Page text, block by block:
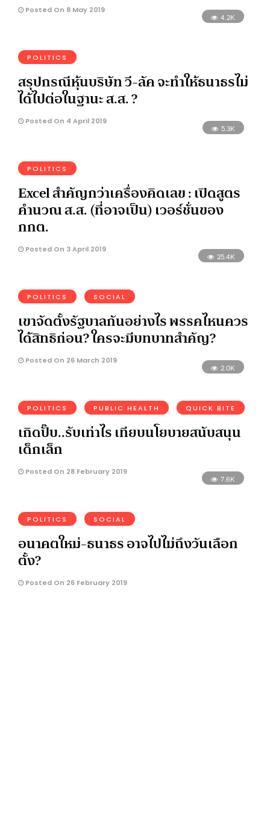
Posted On 8 May 2019
4.2K
POLITICS
สรุปกรณีหุ้นบริษัท วี-ลัค จะทำให้ธนาธรไม่
ได้ไปต่อในฐานะ ส.ส. ?
Posted On 4 April 2019
5.3K
POLITICS
Excel สำคัญกว่าเครื่องคิดเลข : เปิดสูตร
คำนวณ ส.ส. (ที่อาจเป็น) เวอร์ชั่นของ
กกต.
Posted On 3 April 2019
25.4K
POLITICS SOCIAL
เขาจัดตั้งรัฐบาลกันอย่างไร พรรคไหนควร
ได้สิทธิก่อน? ใครจะมีบทบาทสำคัญ?
Posted On 26 March 2019
2.0K
POLITICS PUBLIC HEALTH QUICK BITE
เกิดปั๊บ..รับเท่าไร เทียบนโยบายสนับสนุน
เด็กเล็ก
Posted On 28 February 2019
7.6K
POLITICS SOCIAL
อนาคตใหม่-ธนาธร อาจไปไม่ถึงวันเลือก
ตั้ง?
Posted On 26 February 2019